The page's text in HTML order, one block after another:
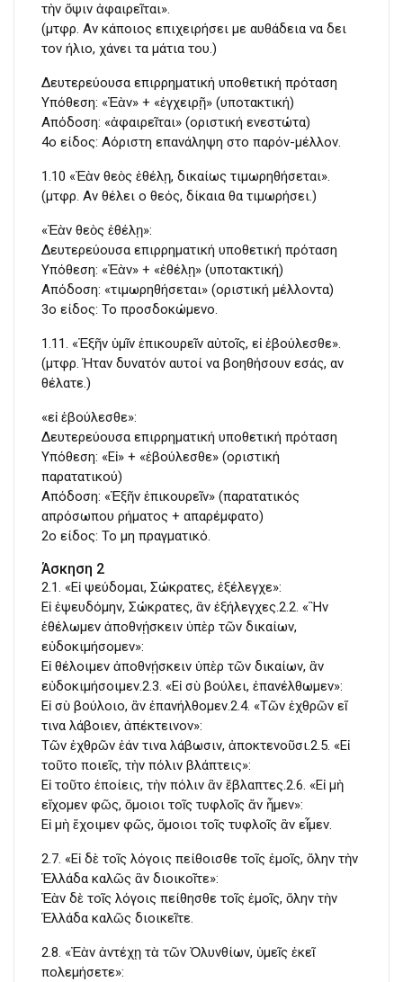
τὴν ὄψιν ἀφαιρεῖται».
(μτφρ. Αν κάποιος επιχειρήσει με αυθάδεια να δει
τον ήλιο, χάνει τα μάτια του.)
Δευτερεύουσα επιρρηματική υποθετική πρόταση
Υπόθεση: «Ἐὰν» + «ἐγχειρῇ» (υποτακτική)
Απόδοση: «ἀφαιρεῖται» (οριστική ενεστώτα)
4ο είδος: Aόριστη επανάληψη στο παρόν-μέλλον.
1.10 «Ἐὰν θεὸς ἐθέλῃ, δικαίως τιμωρηθήσεται».
(μτφρ. Aν θέλει ο θεός, δίκαια θα τιμωρήσει.)
«Ἐὰν θεὸς ἐθέλῃ»:
Δευτερεύουσα επιρρηματική υποθετική πρόταση
Υπόθεση: «Ἐὰν» + «ἐθέλῃ» (υποτακτική)
Απόδοση: «τιμωρηθήσεται» (οριστική μέλλοντα)
3ο είδος: To προσδοκώμενο.
1.11. «Ἐξῆν ὑμῖν ἐπικουρεῖν αὐτοῖς, εἰ ἐβούλεσθε».
(μτφρ. Ήταν δυνατόν αυτοί να βοηθήσουν εσάς, αν
θέλατε.)
«εἰ ἐβούλεσθε»:
Δευτερεύουσα επιρρηματική υποθετική πρόταση
Υπόθεση: «Εἰ» + «ἐβούλεσθε» (οριστική
παρατατικού)
Απόδοση: «Ἐξῆν ἐπικουρεῖν» (παρατατικός
απρόσωπου ρήματος + απαρέμφατο)
2ο είδος: To μη πραγματικό.
Άσκηση 2
2.1. «Εἰ ψεύδομαι, Σώκρατες, ἐξέλεγχε»:
Εἰ ἐψευδόμην, Σώκρατες, ἂν ἐξήλεγχες.2.2. «Ἢν
ἐθέλωμεν ἀποθνῄσκειν ὑπὲρ τῶν δικαίων,
εὐδοκιμήσομεν»:
Εἰ θέλοιμεν ἀποθνῄσκειν ὑπὲρ τῶν δικαίων, ἂν
εὐδοκιμήσοιμεν.2.3. «Εἰ σὺ βούλει, ἐπανέλθωμεν»:
Εἰ σὺ βούλοιο, ἂν ἐπανήλθομεν.2.4. «Τῶν ἐχθρῶν εἴ
τινα λάβοιεν, ἀπέκτεινον»:
Τῶν ἐχθρῶν ἐάν τινα λάβωσιν, ἀποκτενοῦσι.2.5. «Εἰ
τοῦτο ποιεῖς, τὴν πόλιν βλάπτεις»:
Εἰ τοῦτο ἐποίεις, τὴν πόλιν ἂν ἔβλαπτες.2.6. «Εἰ μὴ
εἴχομεν φῶς, ὅμοιοι τοῖς τυφλοῖς ἄν ἦμεν»:
Εἰ μὴ ἔχοιμεν φῶς, ὅμοιοι τοῖς τυφλοῖς ἂν εἶμεν.
2.7. «Εἰ δὲ τοῖς λόγοις πείθοισθε τοῖς ἐμοῖς, ὅλην τὴν
Ἑλλάδα καλῶς ἂν διοικοῖτε»:
Ἐὰν δὲ τοῖς λόγοις πείθησθε τοῖς ἐμοῖς, ὅλην τὴν
Ἑλλάδα καλῶς διοικεῖτε.
2.8. «Ἐὰν ἀντέχῃ τὰ τῶν Ὀλυνθίων, ὑμεῖς ἐκεῖ
πολεμήσετε»: